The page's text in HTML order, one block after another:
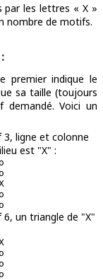
par les lettres « X »
nombre de motifs.
premier indique le
sa taille (toujours
Voici un
ligne et colonne
est "X" :
un triangle de "X"